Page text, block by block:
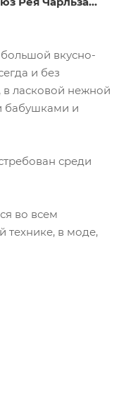
вкусно-
и без
ласковой нежной
бабушками и
среди
во всем
технике, в моде,